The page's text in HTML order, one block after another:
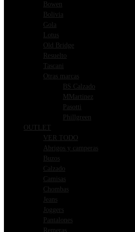
Bowen
Bolivia
Gola
Lotus
Old Bridge
Resuelto
Tascani
Otras marcas
BS Calzado
MMartinez
Pasotti
Phillgreen
OUTLET
VER TODO
Abrigos y camperas
Buzos
Calzado
Camisas
Chombas
Jeans
Joggers
Pantalones
Remeras